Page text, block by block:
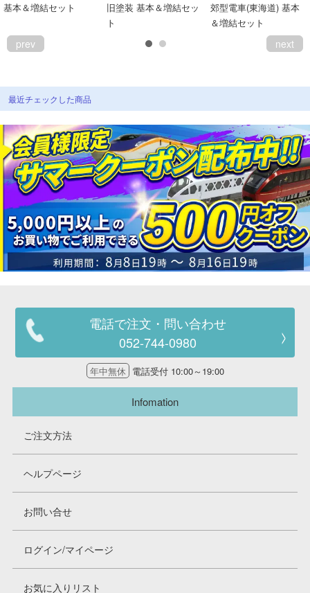
基本＆増結セット
旧塗装 基本＆増結セッ
ト
郊型電車(東海道) 基本
＆増結セット
prev next
最近チェックした商品
電話で注文・問い合わせ
052-744-0980
年中無休 電話受付 10:00～19:00
Infomation
ご注文方法
ヘルプページ
お問い合せ
ログイン/マイページ
お気に入りリスト